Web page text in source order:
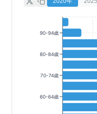
90-94歳
80-84歳
70-74歳
60-64歳